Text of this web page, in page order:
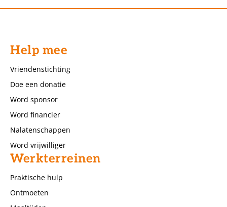
Help mee
Vriendenstichting
Doe een donatie
Word sponsor
Word financier
Nalatenschappen
Word vrijwilliger
Werkterreinen
Praktische hulp
Ontmoeten